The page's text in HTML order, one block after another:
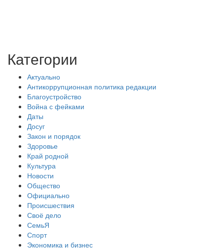
Категории
Актуально
Антикоррупционная политика редакции
Благоустройство
Война с фейками
Даты
Досуг
Закон и порядок
Здоровье
Край родной
Культура
Новости
Общество
Официально
Происшествия
Своё дело
СемьЯ
Спорт
Экономика и бизнес